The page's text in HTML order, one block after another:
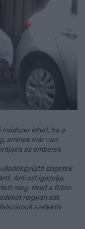
lehet, ha a
aminek már van
az emberek
szigetek
Ami azt igazolja,
meg. Most a fotón
nagyon sok
szelektív